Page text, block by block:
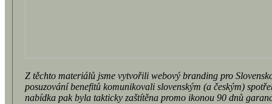
Z těchto materiálů jsme vytvořili webový branding pro
posuzování benefitů komunikovali slovenským (a českým)
nabídka pak byla takticky zaštítěna promo ikonou 90 dnů